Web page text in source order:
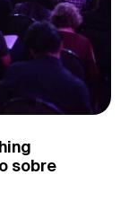
sobre